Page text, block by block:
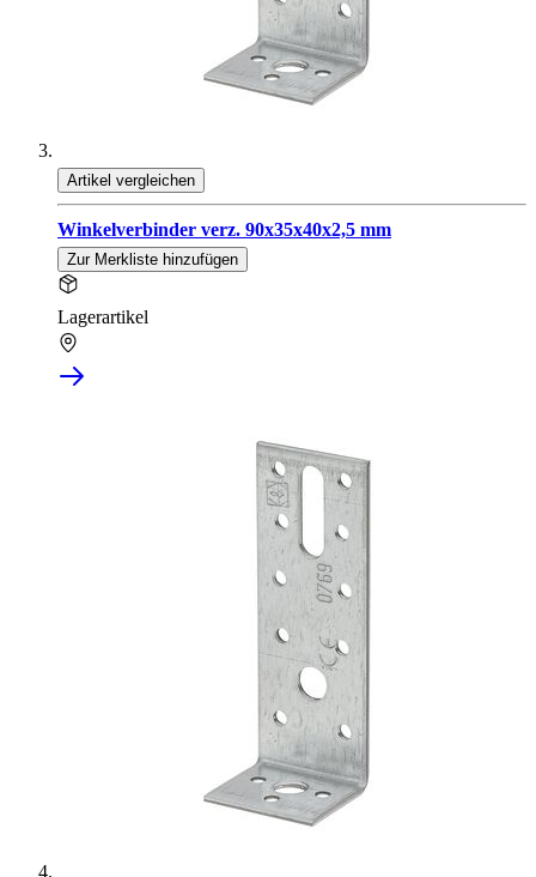
Artikel vergleichen
Winkelverbinder verz. 90x35x40x2,5 mm
Zur Merkliste hinzufügen
Lagerartikel